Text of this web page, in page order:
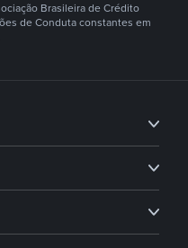
Brasileira de Crédito
de Conduta constantes em